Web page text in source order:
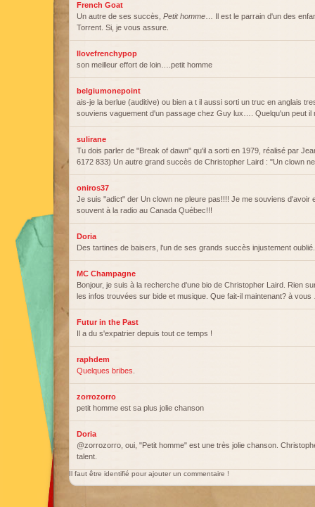
French Goat
Un autre de ses succès, Petit homme … Il est le parrain d'un des
Torrent. Si, je vous assure.
Ilovefrenchypop
son meilleur effort de loin….petit homme
belgiumonepoint
ais-je la berlue (auditive) ou bien a t il aussi sorti un truc en anglais
souviens vaguement d'un passage chez Guy lux…. Quelqu'un peut il
sulirane
Tu dois parler de "Break of dawn" qu'il a sorti en 1979, réalisé par
6172 833) Un autre grand succès de Christopher Laird : "Un clown
oniros37
Je suis ''adict" der Un clown ne pleure pas!!!! Je me souviens d'avoir
souvent à la radio au Canada Québec!!!
Doria
Des tartines de baisers, l'un de ses grands succès injustement oublié.
MC Champagne
Bonjour, je suis à la recherche d'une bio de Christopher Laird. Rien
les infos trouvées sur bide et musique. Que fait-il maintenant? à
Futur in the Past
Il a du s'expatrier depuis tout ce temps !
raphdem
Quelques bribes
zorrozorro
petit homme est sa plus jolie chanson
Doria
@zorrozorro, oui, "Petit homme" est une très jolie chanson.
talent.
Il faut être identifié pour ajouter un commentaire !